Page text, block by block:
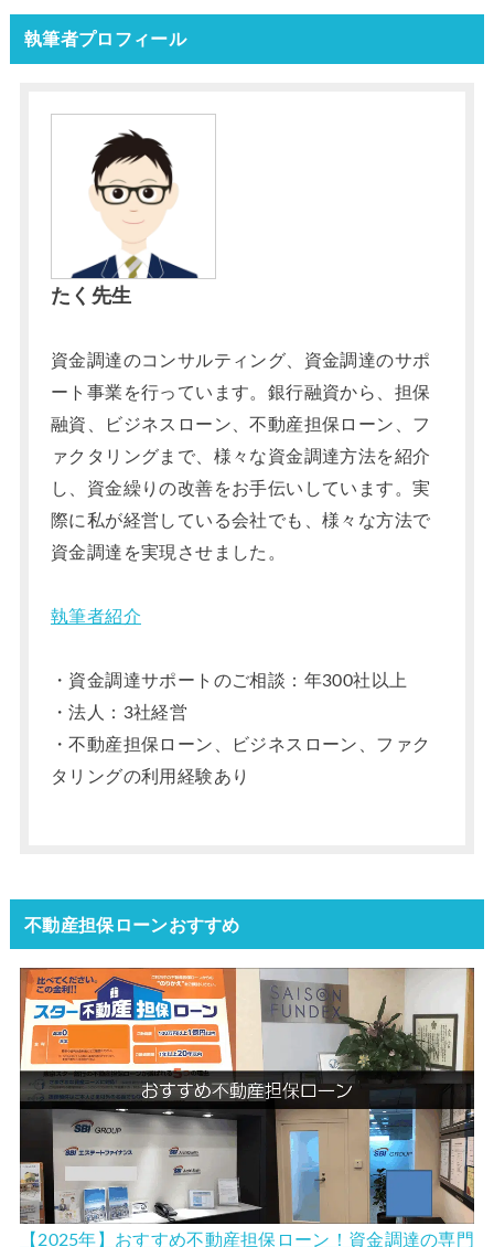
執筆者プロフィール
たく先生
資金調達のコンサルティング、資金調達のサポ
ート事業を行っています。銀行融資から、担保
融資、ビジネスローン、不動産担保ローン、フ
ァクタリングまで、様々な資金調達方法を紹介
し、資金繰りの改善をお手伝いしています。実
際に私が経営している会社でも、様々な方法で
資金調達を実現させました。
執筆者紹介
・資金調達サポートのご相談：年300社以上
・法人：3社経営
・不動産担保ローン、ビジネスローン、ファク
タリングの利用経験あり
不動産担保ローンおすすめ
【2025年】おすすめ不動産担保ローン！資金調達の専門